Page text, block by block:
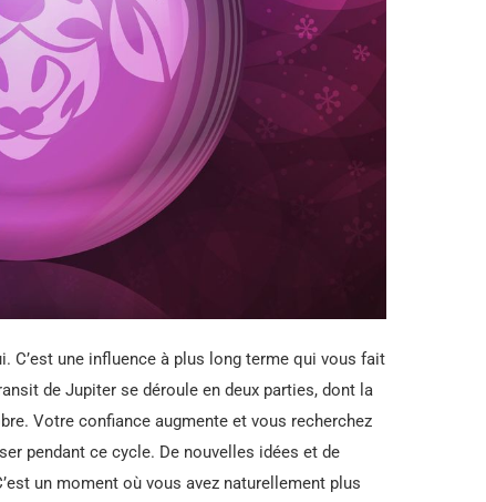
C’est une influence à plus long terme qui vous fait
de Jupiter se déroule en deux parties, dont la
Votre confiance augmente et vous recherchez
pendant ce cycle. De nouvelles idées et de
un moment où vous avez naturellement plus